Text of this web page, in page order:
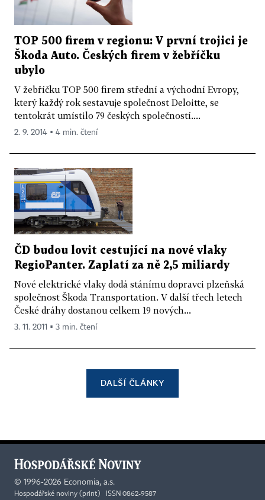
TOP 500 firem v regionu: V první trojici je
Škoda Auto. Českých firem v žebříčku
ubylo
V žebříčku TOP 500 firem střední a východní Evropy,
který každý rok sestavuje společnost Deloitte, se
tentokrát umístilo 79 českých společností....
2. 9. 2014 ▪ 4 min. čtení
ČD budou lovit cestující na nové vlaky
RegioPanter. Zaplatí za ně 2,5 miliardy
Nové elektrické vlaky dodá stánímu dopravci plzeňská
společnost Škoda Transportation. V další třech letech
České dráhy dostanou celkem 19 nových...
3. 11. 2011 ▪ 3 min. čtení
DALŠÍ ČLÁNKY
© 1996-2026 Economia, a.s.
Hospodářské noviny (print) ISSN 0862-9587